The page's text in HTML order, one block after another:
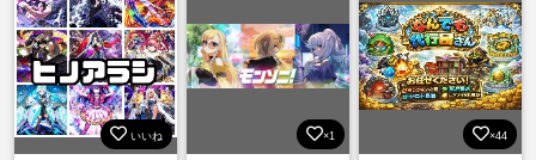
いいね ×1 ×44